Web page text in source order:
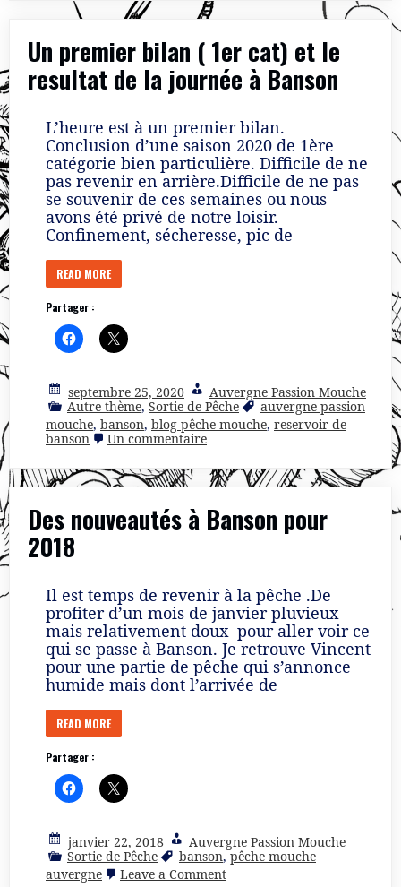
Banson
3rd
hand
rod
holder
Un premier bilan ( 1er cat) et le
resultat de la journée à Banson
L’heure est à un premier bilan.
Conclusion d’une saison 2020 de 1ère
catégorie bien particulière. Difficile de ne
pas revenir en arrière.Difficile de ne pas
se souvenir de ces semaines ou nous
avons été privé de notre loisir.
Confinement, sécheresse, pic de
READ MORE
Partager :
septembre 25, 2020
Auvergne Passion Mouche
Autre thème, Sortie de Pêche
auvergne passion
mouche, banson, blog pêche mouche, reservoir de
banson
Un commentairesur
premier
bilan
1er
cat)
la
journée
à
Banson
Des nouveautés à Banson pour
2018
Il est temps de revenir à la pêche .De
profiter d’un mois de janvier pluvieux
mais relativement doux pour aller voir ce
qui se passe à Banson. Je retrouve Vincent
pour une partie de pêche qui s’annonce
humide mais dont l’arrivée de
READ MORE
Partager :
janvier 22, 2018
Auvergne Passion Mouche
Sortie de Pêche
banson,pêche mouche
auvergne
Leave a Commenton